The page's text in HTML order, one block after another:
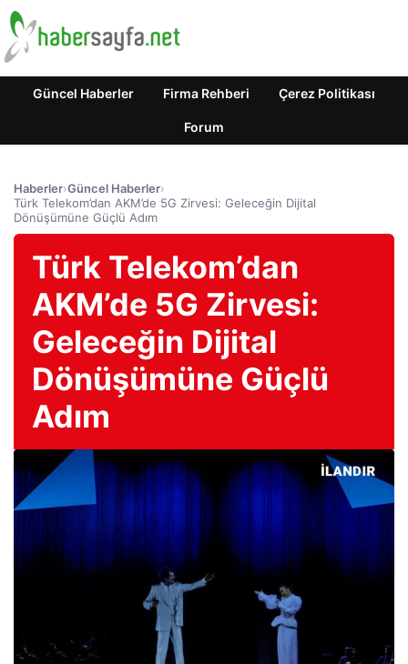
Güncel Haberler Firma Rehberi Çerez Politikası
Forum
Haberler›Güncel Haberler›
Türk Telekom’dan AKM’de 5G Zirvesi: Geleceğin Dijital
Dönüşümüne Güçlü Adım
Türk Telekom’dan
AKM’de 5G Zirvesi:
Geleceğin Dijital
Dönüşümüne Güçlü
Adım